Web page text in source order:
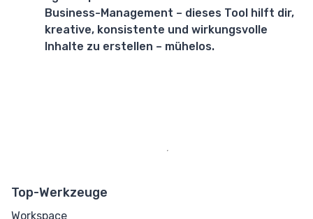
Business-Management – dieses Tool hilft dir,
kreative, konsistente und wirkungsvolle
Inhalte zu erstellen – mühelos.
Top-Werkzeuge
Workspace